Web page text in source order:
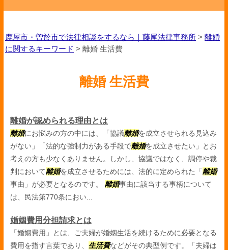
鹿屋市・曽於市で法律相談をするなら｜藤尾法律事務所 > 離婚
に関するキーワード > 離婚 生活費
離婚 生活費
離婚が認められる理由とは
離婚にお悩みの方の中には、「協議離婚を成立させられる見込み
がない」「法的な強制力がある手段で離婚を成立させたい」とお
考えの方も少なくありません。しかし、協議ではなく、調停や裁
判において離婚を成立させるためには、法的に定められた「 離婚
事由」が必要となるのです。 離婚事由に該当する事柄について
は、民法第770条におい...
婚姻費用分担請求とは
「婚姻費用」とは、ご夫婦が婚姻生活を続けるために必要となる
費用を指す言葉であり、 生活費などがその典型例です。「夫婦は